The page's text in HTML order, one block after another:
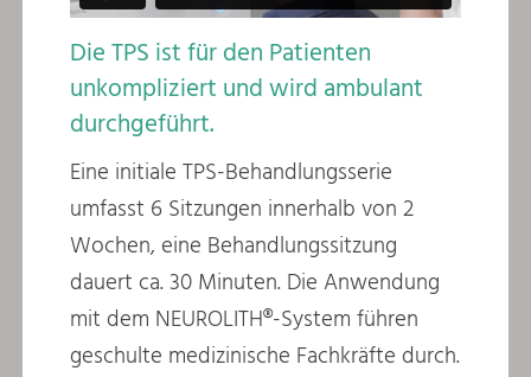
Die TPS ist für den Patienten
unkompliziert und wird ambulant
durchgeführt.
Eine initiale TPS-Behandlungsserie
umfasst 6 Sitzungen innerhalb von 2
Wochen, eine Behandlungssitzung
dauert ca. 30 Minuten. Die Anwendung
mit dem NEUROLITH®-System führen
geschulte medizinische Fachkräfte durch.